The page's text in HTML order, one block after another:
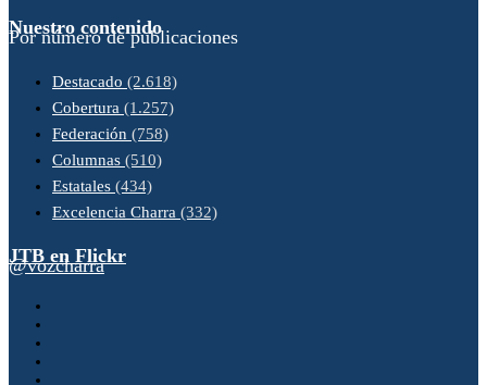
Nuestro contenido
Por número de publicaciones
Destacado (2.618)
Cobertura (1.257)
Federación (758)
Columnas (510)
Estatales (434)
Excelencia Charra (332)
JTB en Flickr
@vozcharra